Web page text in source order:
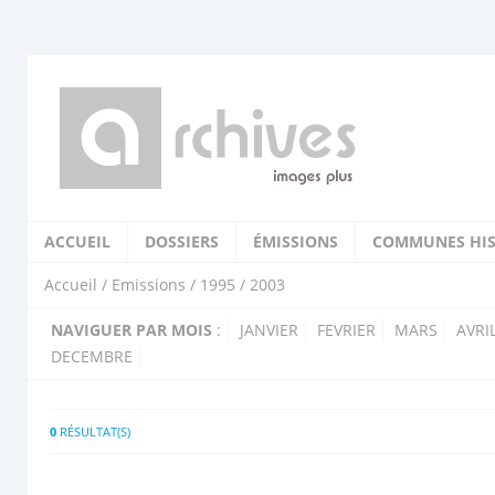
ACCUEIL DOSSIERS ÉMISSIONS COMMUNES
Accueil / Emissions / 1995 / 2003
NAVIGUER PAR MOIS : JANVIER FEVRIER MARS
DECEMBRE
0 RÉSULTAT(S)